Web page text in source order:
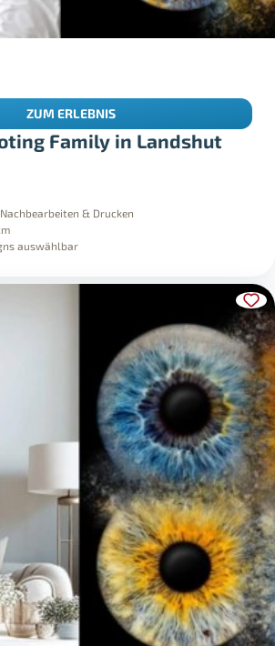
Family in Landshut
& Drucken
auswählbar
ZUM ERLEBNIS